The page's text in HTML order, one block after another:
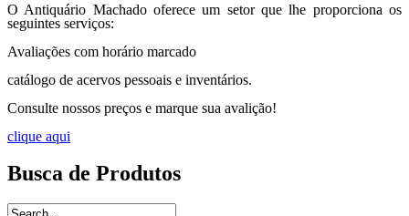
O Antiquário Machado oferece um setor que lhe proporciona os
seguintes serviços:
Avaliações com horário marcado
catálogo de acervos pessoais e inventários.
Consulte nossos preços e marque sua avalição!
clique aqui
Busca de Produtos